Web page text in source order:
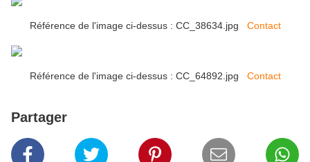
Référence de l'image ci-dessus : CC_38634.jpg Contact
Référence de l'image ci-dessus : CC_64892.jpg Contact
Partager